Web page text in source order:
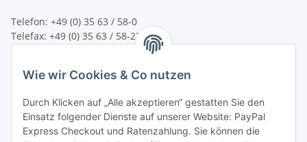
Telefon: +49 (0) 35 63 / 58-0
Telefax: +49 (0) 35 63 / 58-231
service@bsn-spremberg.de
Wir versenden mit:
Wie wir Cookies & Co nutzen
Durch Klicken auf „Alle akzeptieren“ gestatten Sie den
Einsatz folgender Dienste auf unserer Website: PayPal
Express Checkout und Ratenzahlung. Sie können die